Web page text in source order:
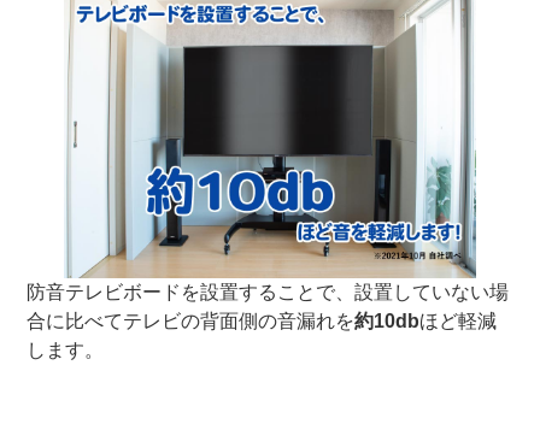
防音テレビボードを設置することで、設置していない場
合に比べてテレビの背面側の音漏れを約10dbほど軽減
します。